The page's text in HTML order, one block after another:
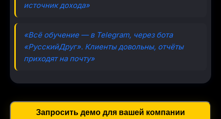
источник дохода»
«Всё обучение — в Telegram, через бота
«РусскийДруг». Клиенты довольны, отчёты
приходят на почту»
Запросить демо для вашей компании